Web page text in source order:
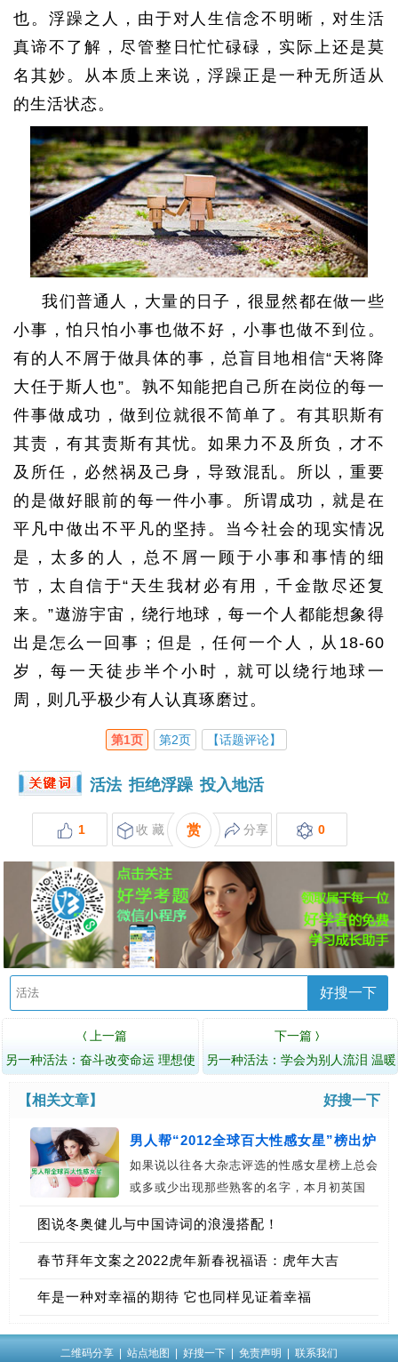
也。浮躁之人，由于对人生信念不明晰，对生活
真谛不了解，尽管整日忙忙碌碌，实际上还是莫
名其妙。从本质上来说，浮躁正是一种无所适从
的生活状态。
我们普通人，大量的日子，很显然都在做一些
小事，怕只怕小事也做不好，小事也做不到位。
有的人不屑于做具体的事，总盲目地相信“天将降
大任于斯人也”。孰不知能把自己所在岗位的每一
件事做成功，做到位就很不简单了。有其职斯有
其责，有其责斯有其忧。如果力不及所负，才不
及所任，必然祸及己身，导致混乱。所以，重要
的是做好眼前的每一件小事。所谓成功，就是在
平凡中做出不平凡的坚持。当今社会的现实情况
是，太多的人，总不屑一顾于小事和事情的细
节，太自信于“天生我材必有用，千金散尽还复
来。”遨游宇宙，绕行地球，每一个人都能想象得
出是怎么一回事；但是，任何一个人，从18-60
岁，每一天徒步半个小时，就可以绕行地球一
周，则几乎极少有人认真琢磨过。
第1页 第2页 【话题评论】
活法 拒绝浮躁 投入地活
1 收 藏 赏 分享 0
好搜一下
〈
上一篇
另一种活法：奋斗改变命运 理想使
下一篇 〉
另一种活法：学会为别人流泪 温暖
【相关文章】 好搜一下
男人帮“2012全球百大性感女星”榜出炉
如果说以往各大杂志评选的性感女星榜上总会
或多或少出现那些熟客的名字，本月初英国
图说冬奥健儿与中国诗词的浪漫搭配！
春节拜年文案之2022虎年新春祝福语：虎年大吉
年是一种对幸福的期待 它也同样见证着幸福
二维码分享 站点地图 好搜一下 免责声明 联系我们